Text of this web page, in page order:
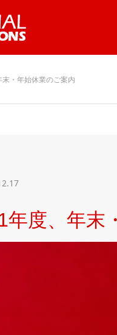
・年始休業のご案内
年度、年末